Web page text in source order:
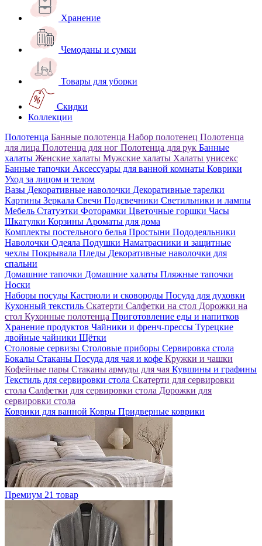
Хранение
Чемоданы и сумки
Товары для уборки
Скидки
Коллекции
Полотенца Банные полотенца Набор полотенец Полотенца
для лица Полотенца для ног Полотенца для рук Банные
халаты Женские халаты Мужские халаты Халаты унисекс
Банные тапочки Аксессуары для ванной комнаты Коврики
Уход за лицом и телом
Вазы Декоративные наволочки Декоративные тарелки
Картины Зеркала Свечи Подсвечники Светильники и лампы
Мебель Статуэтки Фоторамки Цветочные горшки Часы
Шкатулки Корзины Ароматы для дома
Комплекты постельного белья Простыни Пододеяльники
Наволочки Одеяла Подушки Наматрасники и защитные
чехлы Покрывала Пледы Декоративные наволочки для
спальни
Домашние тапочки Домашние халаты Пляжные тапочки
Носки
Наборы посуды Кастрюли и сковороды Посуда для духовки
Кухонный текстиль Скатерти Салфетки на стол Дорожки на
стол Кухонные полотенца Приготовление еды и напитков
Хранение продуктов Чайники и френч-прессы Турецкие
двойные чайники Щётки
Столовые сервизы Столовые приборы Сервировка стола
Бокалы Стаканы Посуда для чая и кофе Кружки и чашки
Кофейные пары Стаканы армуды для чая Кувшины и графины
Текстиль для сервировки стола Скатерти для сервировки
стола Салфетки для сервировки стола Дорожки для
сервировки стола
Коврики для ванной Ковры Придверные коврики
Премиум 21 товар